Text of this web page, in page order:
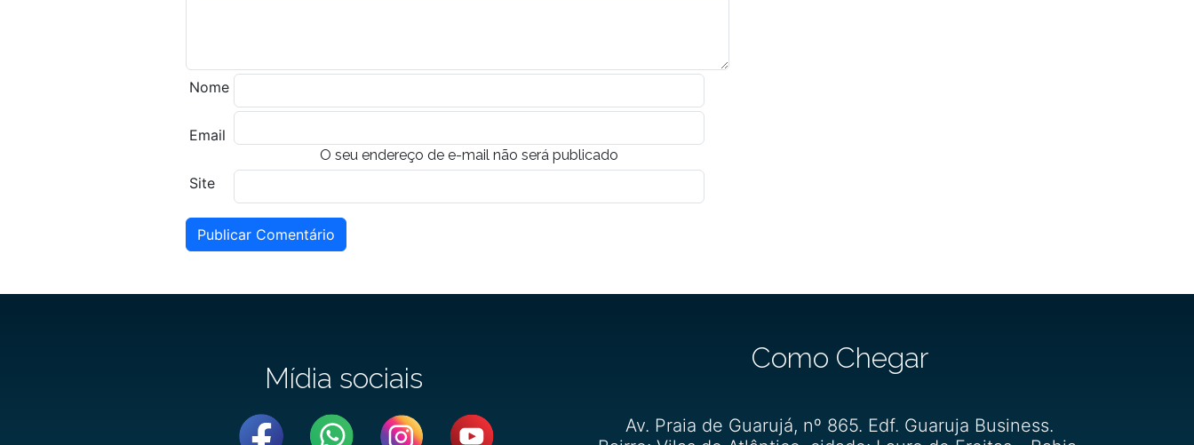
Nome
Email
O seu endereço de e-mail não será publicado
Site
Publicar Comentário
Mídia sociais
Como Chegar
Av. Praia de Guarujá, nº 865. Edf. Guaruja Business.